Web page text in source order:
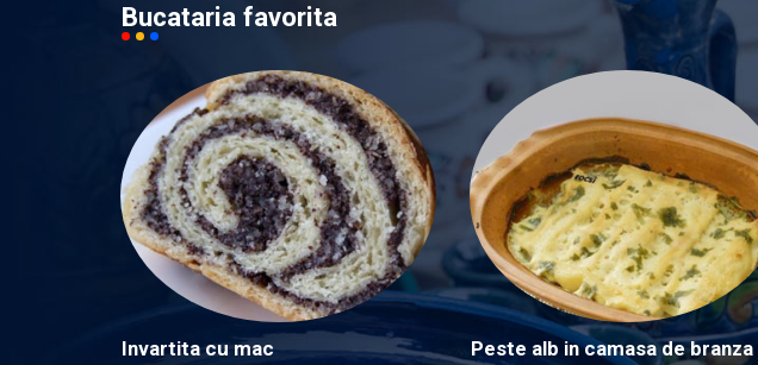
Bucataria favorita
Invartita cu mac Peste alb in camasa de branza